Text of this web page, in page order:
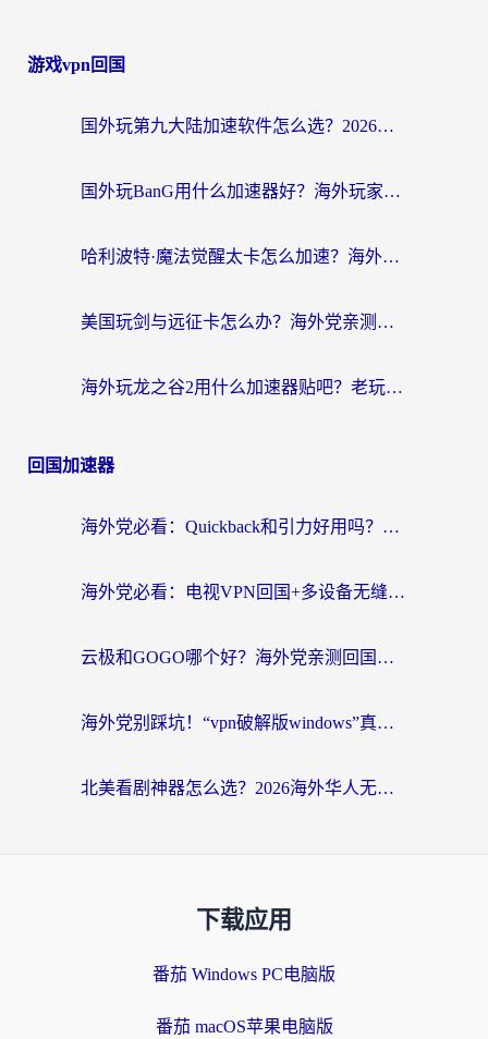
游戏vpn回国
国外玩第九大陆加速软件怎么选？2026终极指南帮你告别延迟卡顿
国外玩BanG用什么加速器好？海外玩家亲测的国服游戏加速终极方案
哈利波特·魔法觉醒太卡怎么加速？海外党亲测有效的国服游戏加速指南
美国玩剑与远征卡怎么办？海外党亲测有效的国服游戏加速指南
海外玩龙之谷2用什么加速器贴吧？老玩家实测推荐，附新加坡猎魂觉醒国外剑与远征加速攻略
回国加速器
海外党必看：Quickback和引力好用吗？3分钟搞懂回国加速器怎么选
海外党必看：电视VPN回国+多设备无缝访问国内资源的实用指南
云极和GOGO哪个好？海外党亲测回国加速器选择指南（附iOS免费&Windows VPN实用技巧）
海外党别踩坑！“vpn破解版windows”真的能用？教你选对回国加速器无缝刷国内资源
北美看剧神器怎么选？2026海外华人无缝访问国内资源全攻略
下载应用
番茄 Windows PC电脑版
番茄 macOS苹果电脑版